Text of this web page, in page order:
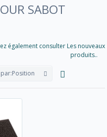
SABOT
également consulter Les nouveaux
produits..
Position